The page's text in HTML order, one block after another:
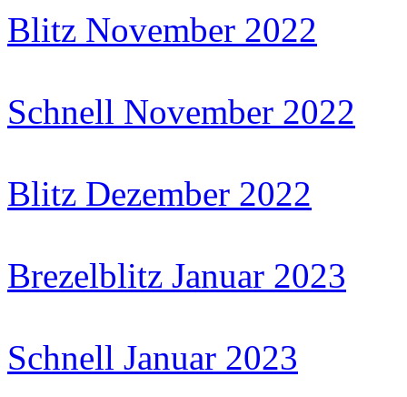
Blitz November 2022
Schnell November 2022
Blitz Dezember 2022
Brezelblitz Januar 2023
Schnell Januar 2023